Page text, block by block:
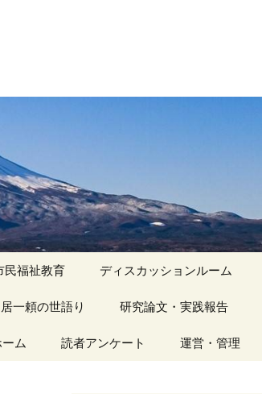
民福祉教育
）
ディスカッションルーム
アーカイブ（１）
一頼の世語り
カイブ（１）
研究論文・実践報告
アーカイブ（１）
ム 読者アンケート 運営・管理